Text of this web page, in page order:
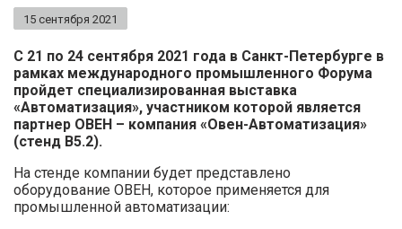
15 сентября 2021
С 21 по 24 сентября 2021 года в Санкт-Петербурге в
рамках международного промышленного Форума
пройдет специализированная выставка
«Автоматизация», участником которой является
партнер ОВЕН – компания «Овен-Автоматизация»
(стенд В5.2).
На стенде компании будет представлено
оборудование ОВЕН, которое применяется для
промышленной автоматизации: